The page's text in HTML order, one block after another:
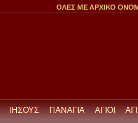
ΟΛΕΣ ΜΕ ΑΡΧΙΚΟ
ΙΗΣΟΥΣ ΠΑΝΑΓΙΑ ΑΓΙΟΙ